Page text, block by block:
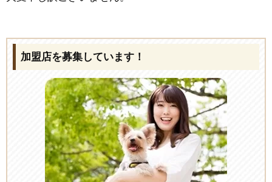
加盟店を募集しています！